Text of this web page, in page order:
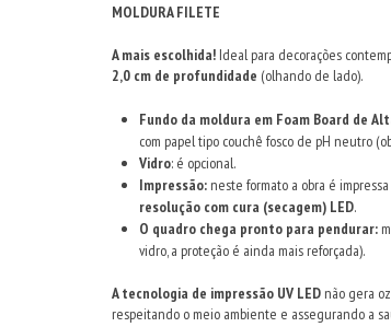
MOLDURA FILETE
A mais escolhida! Ideal para decorações
2,0 cm de profundidade (olhando de lado).
Fundo da moldura em Foam Board de
com papel tipo couchê fosco de pH neutro
Vidro: é opcional.
Impressão: neste formato a obra é
resolução com cura (secagem) LED.
O quadro chega pronto para pendurar:
vidro, a proteção é ainda mais reforçada).
A tecnologia de impressão UV LED não gera
respeitando o meio ambiente e assegurando a